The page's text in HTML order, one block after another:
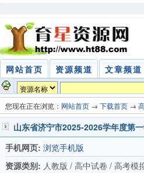
网站首页 资源频道 文章频道
您现在正在浏览： 网站首页 → 下载首页 →
山东省济宁市2025-2026学年度第
手机网页: 浏览手机版
资源类别: 人教版 / 高中试卷 / 高考模